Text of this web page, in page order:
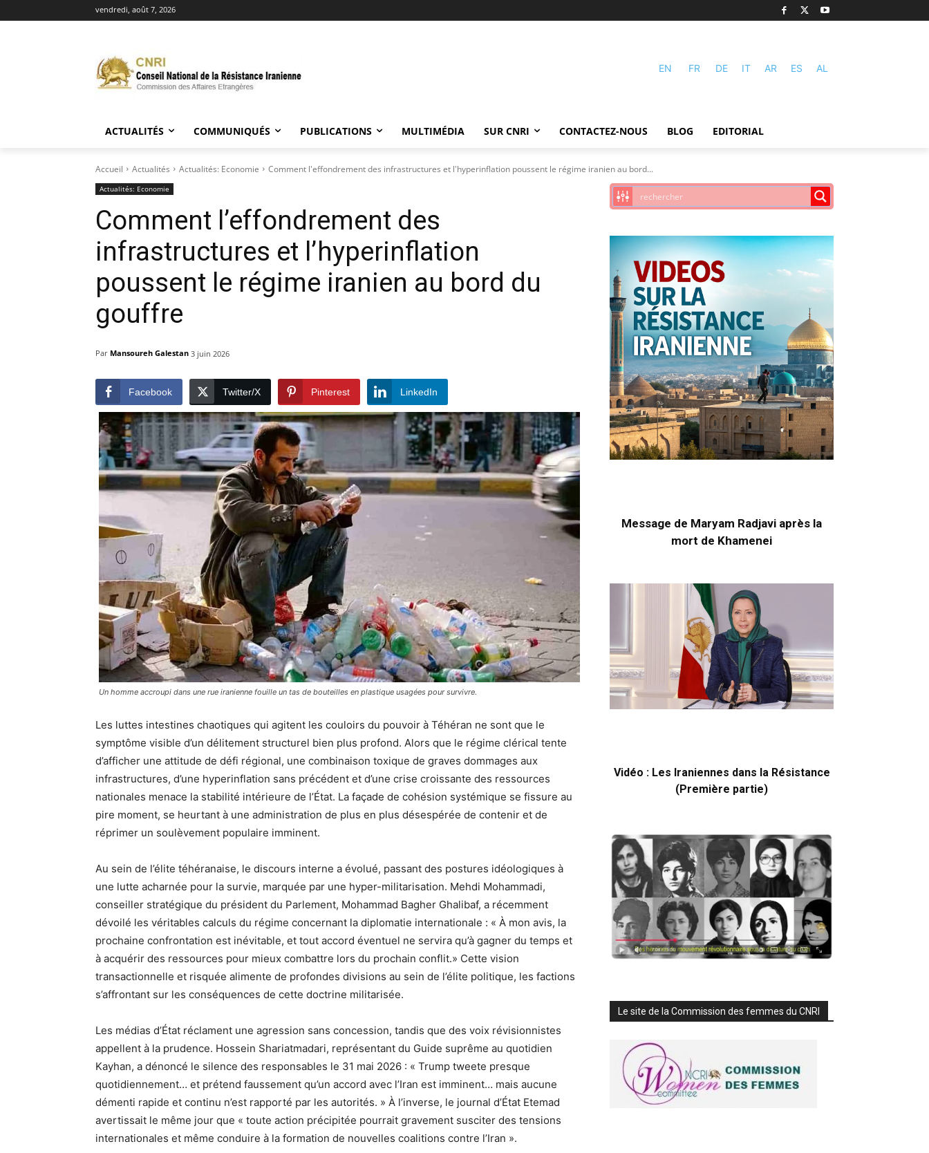
vendredi, août 7, 2026
EN FR DE IT AR ES AL
ACTUALITÉS COMMUNIQUÉS PUBLICATIONS MULTIMÉDIA SUR CNRI CONTACTEZ-NOUS BLOG EDITORIAL
Accueil Actualités Actualités: Economie Comment l'effondrement des infrastructures et l'hyperinflation poussent le régime iranien au bord...
Actualités: Economie
Comment l’effondrement des
infrastructures et l’hyperinflation
poussent le régime iranien au bord du
gouffre
Par Mansoureh Galestan 3 juin 2026
Facebook Twitter/X Pinterest LinkedIn
Un homme accroupi dans une rue iranienne fouille un tas de bouteilles en plastique usagées pour survivre.
Les luttes intestines chaotiques qui agitent les couloirs du pouvoir à Téhéran ne sont que le
symptôme visible d’un délitement structurel bien plus profond. Alors que le régime clérical tente
d’afficher une attitude de défi régional, une combinaison toxique de graves dommages aux
infrastructures, d’une hyperinflation sans précédent et d’une crise croissante des ressources
nationales menace la stabilité intérieure de l’État. La façade de cohésion systémique se fissure au
pire moment, se heurtant à une administration de plus en plus désespérée de contenir et de
réprimer un soulèvement populaire imminent.
Au sein de l’élite téhéranaise, le discours interne a évolué, passant des postures idéologiques à
une lutte acharnée pour la survie, marquée par une hyper-militarisation. Mehdi Mohammadi,
conseiller stratégique du président du Parlement, Mohammad Bagher Ghalibaf, a récemment
dévoilé les véritables calculs du régime concernant la diplomatie internationale : « À mon avis, la
prochaine confrontation est inévitable, et tout accord éventuel ne servira qu’à gagner du temps et
à acquérir des ressources pour mieux combattre lors du prochain conflit.» Cette vision
transactionnelle et risquée alimente de profondes divisions au sein de l’élite politique, les factions
s’affrontant sur les conséquences de cette doctrine militarisée.
Les médias d’État réclament une agression sans concession, tandis que des voix révisionnistes
appellent à la prudence. Hossein Shariatmadari, représentant du Guide suprême au quotidien
Kayhan, a dénoncé le silence des responsables le 31 mai 2026 : « Trump tweete presque
quotidiennement… et prétend faussement qu’un accord avec l’Iran est imminent… mais aucune
démenti rapide et continu n’est rapporté par les autorités. » À l’inverse, le journal d’État Etemad
avertissait le même jour que « toute action précipitée pourrait gravement susciter des tensions
internationales et même conduire à la formation de nouvelles coalitions contre l’Iran ».
Message de Maryam Radjavi après la
mort de Khamenei
Vidéo : Les Iraniennes dans la Résistance
(Première partie)
Le site de la Commission des femmes du CNRI